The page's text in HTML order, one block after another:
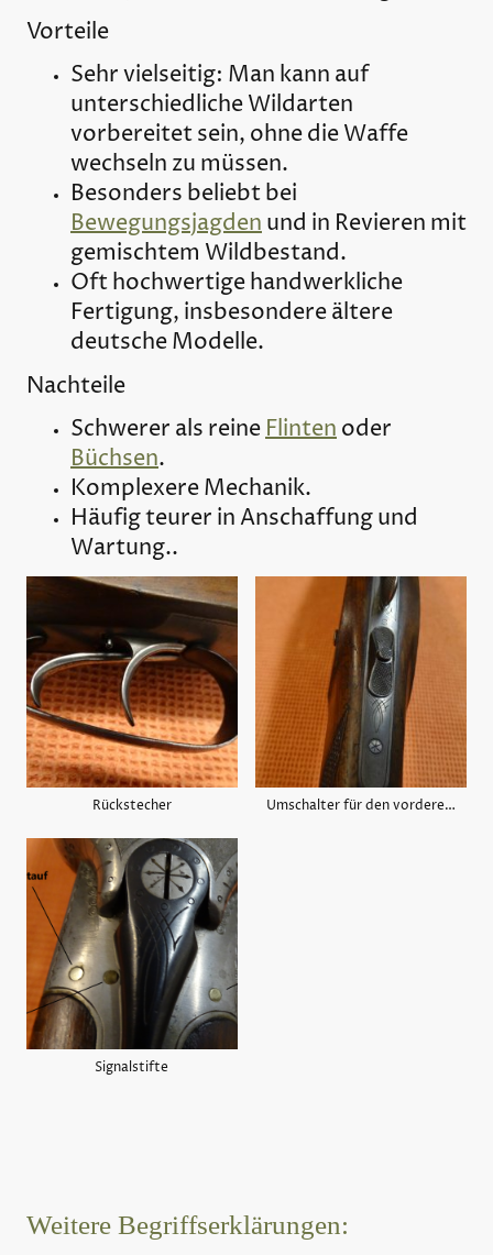
Vorteile
Sehr vielseitig: Man kann auf
unterschiedliche Wildarten
vorbereitet sein, ohne die Waffe
wechseln zu müssen.
Besonders beliebt bei
Bewegungsjagdenund in Revieren mit
gemischtem Wildbestand.
Oft hochwertige handwerkliche
Fertigung, insbesondere ältere
deutsche Modelle.
Nachteile
Schwerer als reineFlintenoder
Büchsen.
Komplexere Mechanik.
Häufig teurer in Anschaffung und
Wartung..
Rückstecher Umschalter für den vorderen Abzug
Signalstifte
Weitere Begriffserklärungen: